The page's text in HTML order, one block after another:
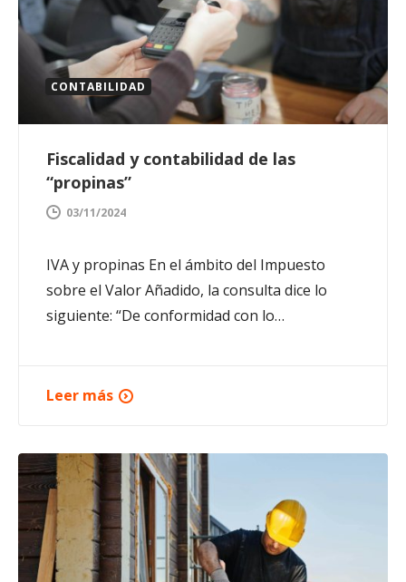
CONTABILIDAD
Fiscalidad y contabilidad de las
“propinas”
03/11/2024
IVA y propinas En el ámbito del Impuesto
sobre el Valor Añadido, la consulta dice lo
siguiente: “De conformidad con lo…
Leer más